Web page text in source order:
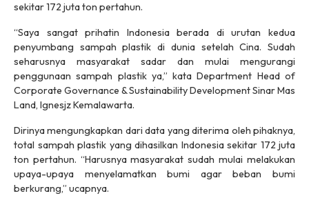
sekitar 172 juta ton pertahun.
“Saya sangat prihatin Indonesia berada di urutan kedua
penyumbang sampah plastik di dunia setelah Cina. Sudah
seharusnya masyarakat sadar dan mulai mengurangi
penggunaan sampah plastik ya,” kata Department Head of
Corporate Governance & Sustainability Development Sinar Mas
Land, Ignesjz Kemalawarta.
Dirinya mengungkapkan dari data yang diterima oleh pihaknya,
total sampah plastik yang dihasilkan Indonesia sekitar 172 juta
ton pertahun. “Harusnya masyarakat sudah mulai melakukan
upaya-upaya menyelamatkan bumi agar beban bumi
berkurang,” ucapnya.